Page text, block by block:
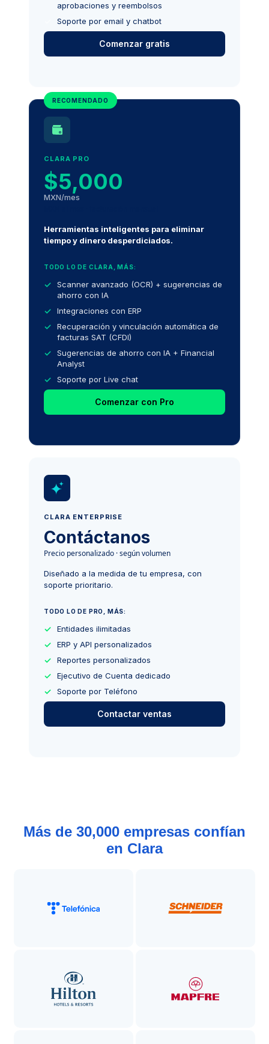
aprobaciones y reembolsos
Soporte por email y chatbot
Comenzar gratis
CLARA PRO
$5,000
MXN/mes
Herramientas inteligentes para eliminar
tiempo y dinero desperdiciados.
TODO LO DE CLARA, MÁS:
Scanner avanzado (OCR) + sugerencias de
ahorro con IA
Integraciones con ERP
Recuperación y vinculación automática de
facturas SAT (CFDI)
Sugerencias de ahorro con IA + Financial
Analyst
Soporte por Live chat
Comenzar con Pro
RECOMENDADO
CLARA ENTERPRISE
Contáctanos
Precio personalizado · según volumen
Diseñado a la medida de tu empresa, con
soporte prioritario.
TODO LO DE PRO, MÁS:
Entidades ilimitadas
ERP y API personalizados
Reportes personalizados
Ejecutivo de Cuenta dedicado
Soporte por Teléfono
Contactar ventas
Más de 30,000 empresas confían
en Clara